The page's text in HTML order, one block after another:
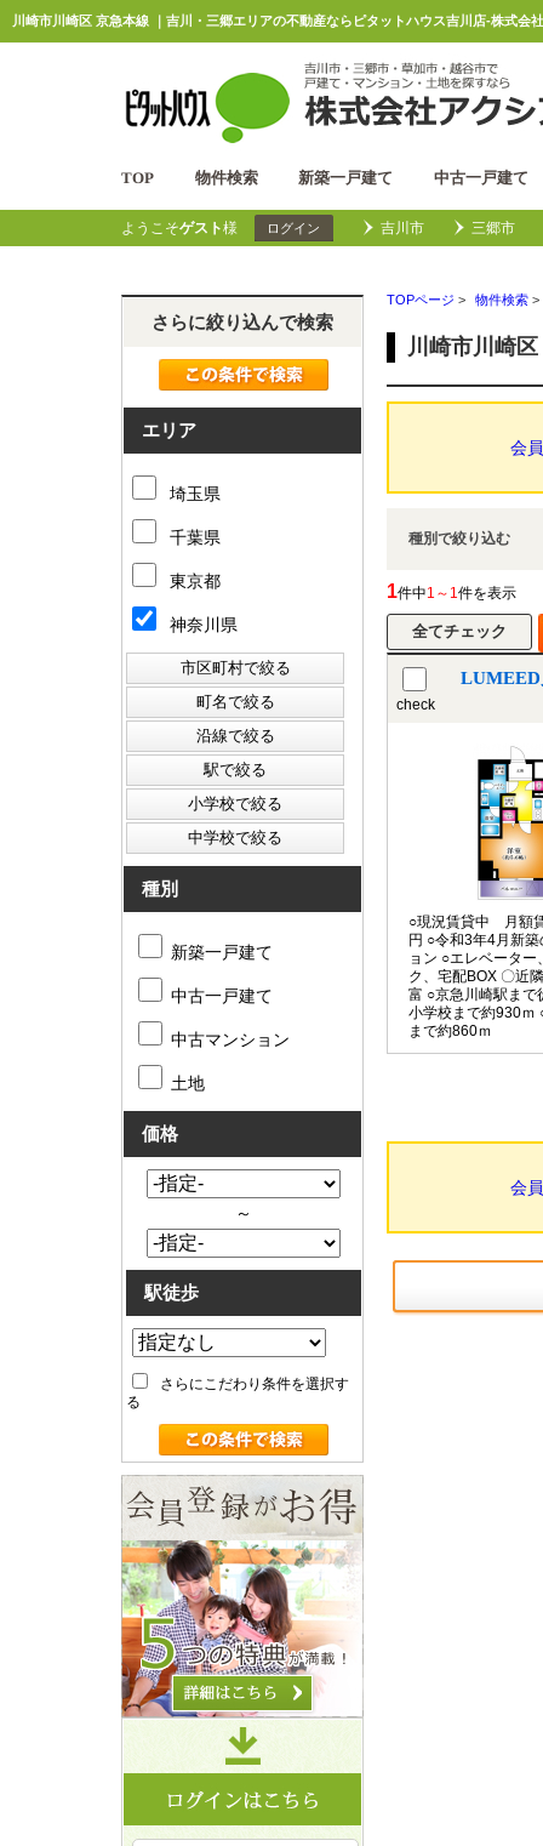
川崎市川崎区 京急本線 ｜吉川・三郷エリアの不動産ならピタットハウス吉川店-株式会
TOP 物件検索 新築一戸建て 中古一戸建て
ようこそゲスト様 ログイン 吉川市 三郷市
TOPページ > 物件検索 >
川崎市川崎
会
種別で絞り込む
1件中1～1件を表示
check
LUMEED
○現況賃貸中 月額
円 ○令和3年4月新
ョン ○エレベーター
ク、宅配BOX 〇近
富 ○京急川崎駅まで
小学校まで約930ｍ
まで約860ｍ
会
さらに絞り込んで検索
エリア
埼玉県
千葉県
東京都
神奈川県
種別
新築一戸建て
中古一戸建て
中古マンション
土地
価格
～
駅徒歩
さらにこだわり条件を選択す
る